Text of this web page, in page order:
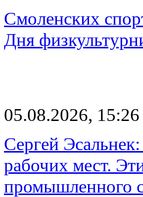
Смоленских
Дня
05.08.2026, 15:26
Сергей
рабочих мест.
промышленного